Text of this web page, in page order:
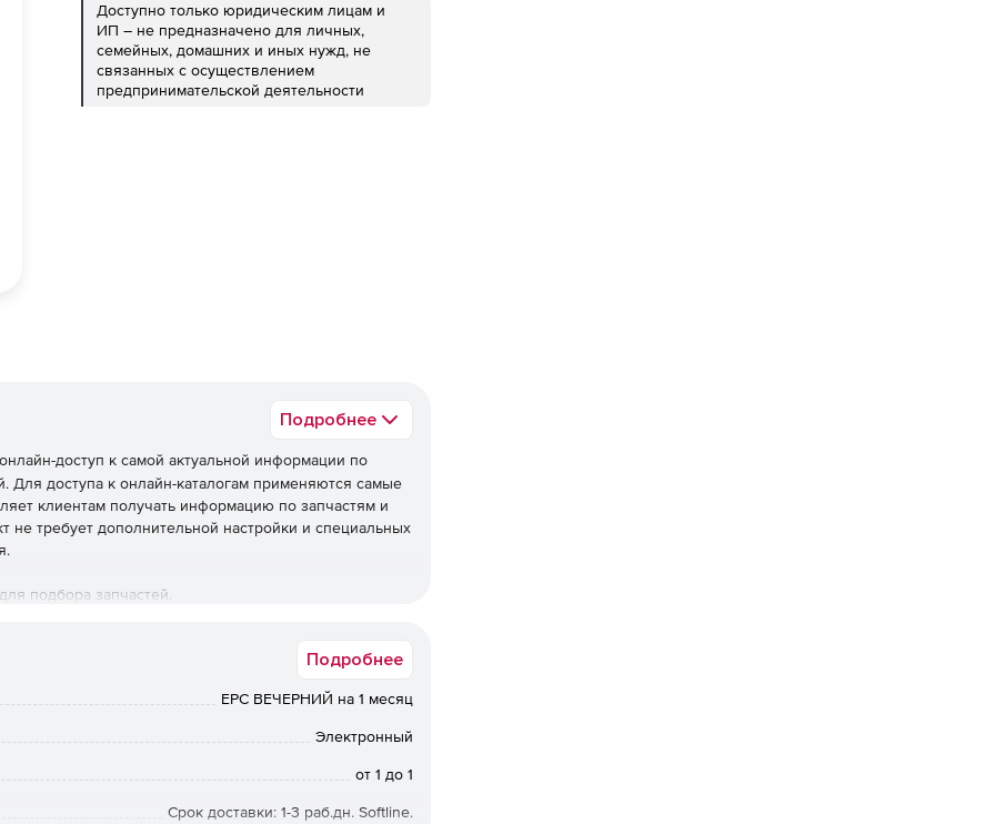
Доступно только юридическим лицам и
ИП – не предназначено для личных,
семейных, домашних и иных нужд, не
связанных с осуществлением
предпринимательской деятельности
Подробнее
доступ к самой актуальной информации по
Для доступа к онлайн-каталогам применяются самые
клиентам получать информацию по запчастям и
требует дополнительной настройки и специальных
подбора запчастей.
Подробнее
EPC ВЕЧЕРНИЙ на 1 месяц
Электронный
от 1 до 1
Срок доставки: 1-3 раб.дн. Softline.